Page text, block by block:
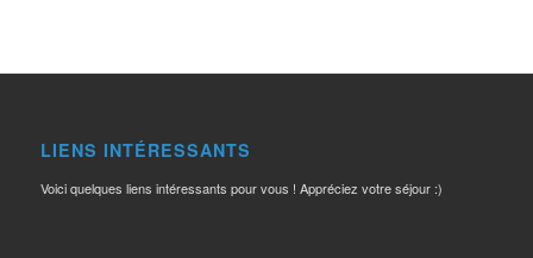
LIENS INTÉRESSANTS
Voici quelques liens intéressants pour vous ! Appréciez votre séjour :)